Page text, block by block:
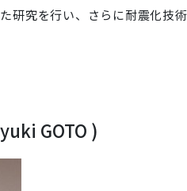
研究を行い、さらに耐震化技
GOTO )